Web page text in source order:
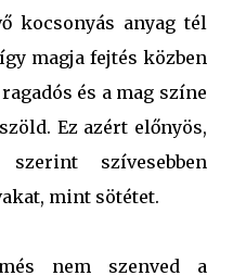
kocsonyás anyag tél
magja fejtés közben
és a mag színe
Ez azért előnyös,
szívesebben
mint sötétet.
nem szenved a